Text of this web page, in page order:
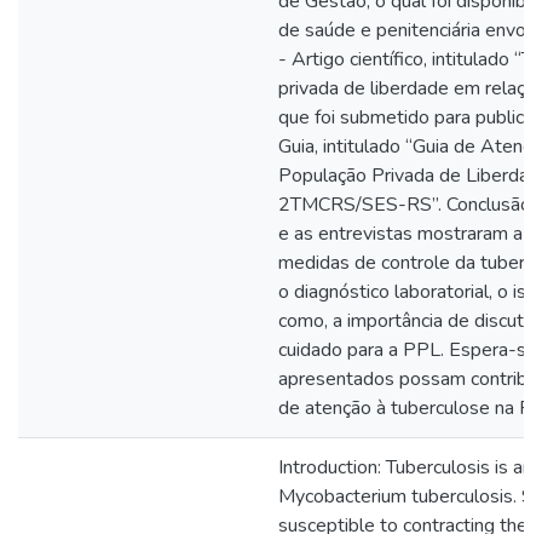
de saúde e penitenciária
- Artigo científico, intitulado
privada de liberdade em
que foi submetido para
Guia, intitulado “Guia de
População Privada de
2TMCRS/SES-RS”.
e as entrevistas mostraram a
medidas de controle da
o diagnóstico laboratorial, o
como, a importância de
cuidado para a PPL. Espera-
apresentados possam
de atenção à tuberculose na
Introduction: Tuberculosis is
Mycobacterium tuberculosis.
susceptible to contracting the